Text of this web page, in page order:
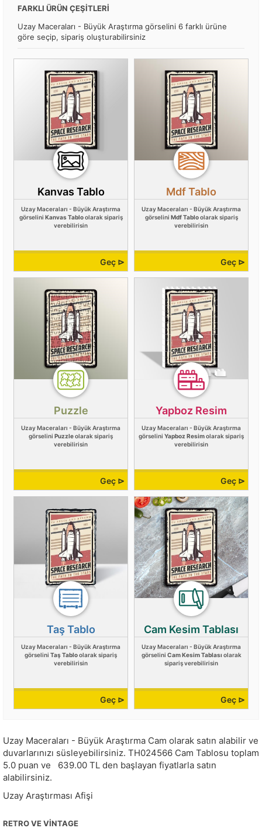
FARKLI ÜRÜN ÇEŞİTLERİ
Uzay Maceraları - Büyük Araştırma görselini 6 farklı ürüne
göre seçip, sipariş oluşturabilirsiniz
Kanvas Tablo
Uzay Maceraları - Büyük Araştırma
görselini Kanvas Tabloolarak sipariş
verebilirisin
Geç ⊳
Mdf Tablo
Uzay Maceraları - Büyük Araştırma
görselini Mdf Tabloolarak sipariş
verebilirisin
Geç ⊳
Puzzle
Uzay Maceraları - Büyük Araştırma
görselini Puzzleolarak sipariş
verebilirisin
Geç ⊳
Yapboz Resim
Uzay Maceraları - Büyük Araştırma
görselini Yapboz Resimolarak sipariş
verebilirisin
Geç ⊳
Taş Tablo
Uzay Maceraları - Büyük Araştırma
görselini Taş Tabloolarak sipariş
verebilirisin
Geç ⊳
Cam Kesim Tablası
Uzay Maceraları - Büyük Araştırma
görselini Cam Kesim Tablası olarak
sipariş verebilirisin
Geç ⊳
Uzay Maceraları - Büyük Araştırma Cam olarak satın alabilir ve
duvarlarınızı süsleyebilirsiniz. TH024566 Cam Tablosu toplam
5.0 puan ve 639.00 TL den başlayan fiyatlarla satın
alabilirsiniz.
Uzay Araştırması Afişi
RETRO VE VINTAGE